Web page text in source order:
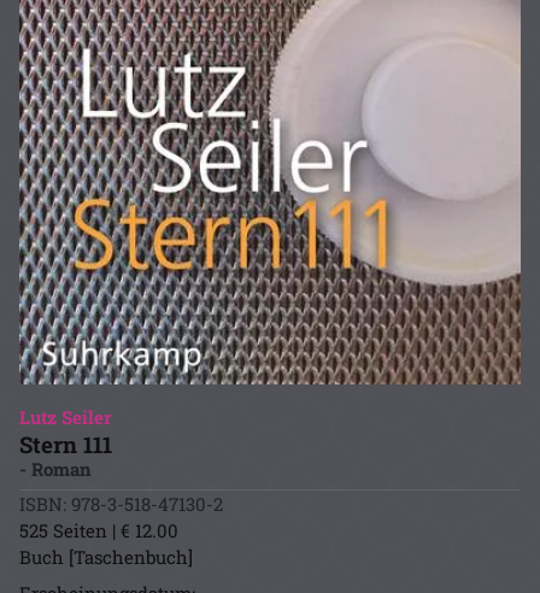
Lutz Seiler
Stern 111
- Roman
ISBN: 978-3-518-47130-2
525 Seiten | € 12.00
Buch [Taschenbuch]